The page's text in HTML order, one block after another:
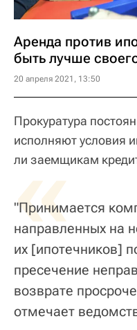
Аренда против
быть лучше
20 апреля 2021, 13:50
Прокуратура
исполняют условия
ли заемщикам
«
"Принимается
направленных на
их [ипотечников]
пресечение
возврате
отмечает